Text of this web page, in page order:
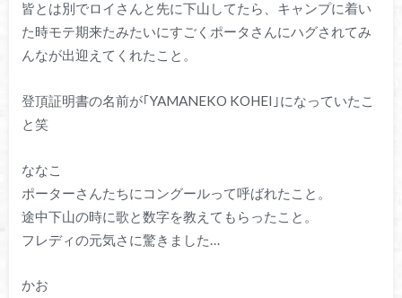
皆とは別でロイさんと先に下山してたら、キャンプに着い
た時モテ期来たみたいにすごくポータさんにハグされてみ
んなが出迎えてくれたこと。
登頂証明書の名前が｢YAMANEKO KOHEI｣になっていたこ
と笑
ななこ
ポーターさんたちにコングールって呼ばれたこと。
途中下山の時に歌と数字を教えてもらったこと。
フレディの元気さに驚きました…
かお